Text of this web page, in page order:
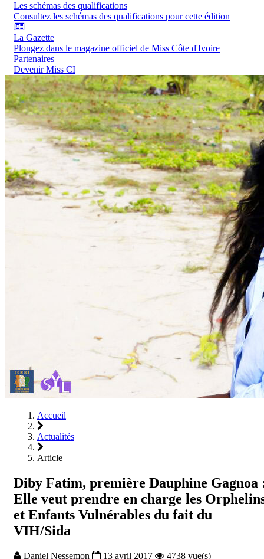
Les schémas des qualifications
Consultez les schémas des qualifications pour cette édition
La Gazette
Plongez dans le magazine officiel de Miss Côte d'Ivoire
Partenaires
Devenir Miss CI
Accueil
Actualités
Article
Diby Fatim, première Dauphine Gagnoa
Elle veut prendre en charge les
et Enfants Vulnérables du fait du
VIH/Sida
Daniel Nessemon 13 avril 2017 4738 vue(s)